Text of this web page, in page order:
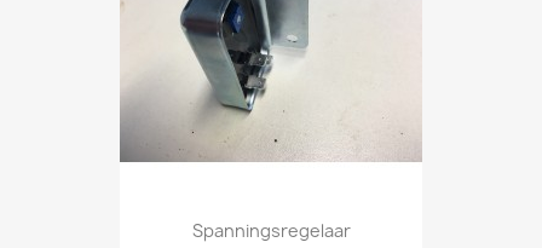
Spanningsregelaar